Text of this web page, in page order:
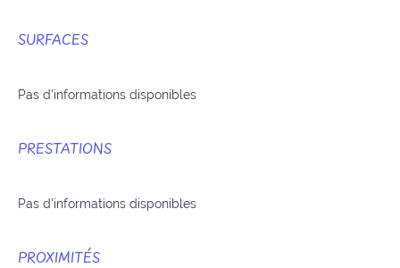
SURFACES
Pas d'informations disponibles
PRESTATIONS
Pas d'informations disponibles
PROXIMITÉS